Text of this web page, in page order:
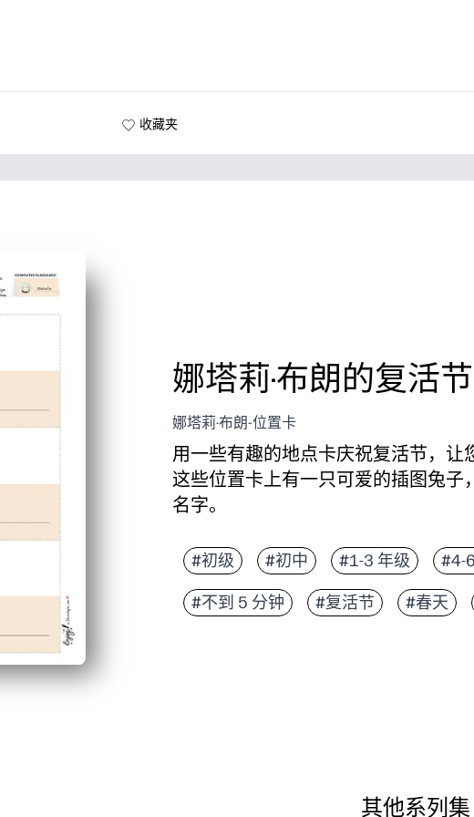
收藏夹
娜塔莉·布朗的复活
娜塔莉·布朗-位置卡
用一些有趣的地点卡庆祝复活节，让
这些位置卡上有一只可爱的插图兔子
名字。
便于打印即用-只需在卡片纸上打印
个性化触控——你可以让每位房客
顺畅的进餐时间-清晰的座位可以
#初级 #初中 #1-3 年级 #4-
#不到 5 分钟 #复活节 #春天
其他系列集